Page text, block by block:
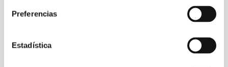
Preferencias
Estadística